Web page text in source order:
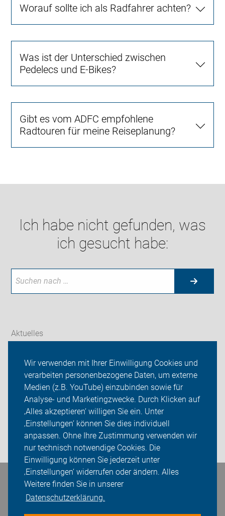
Wir verwenden mit Ihrer Einwilligung Cookies und
verarbeiten personenbezogene Daten, um externe
Medien (z.B. YouTube) einzubinden sowie für
Analyse- und Marketingzwecke. Durch Klicken auf
‚Alles akzeptieren‘ willigen Sie ein. Unter
‚Einstellungen‘ können Sie dies individuell
anpassen. Ohne Ihre Zustimmung verwenden wir
nur technisch notwendige Cookies. Die
Einwilligung können Sie jederzeit unter
‚Einstellungen‘ widerrufen oder ändern. Alles
Weitere finden Sie in unserer
Datenschutzerklärung.
Worauf sollte ich als Radfahrer achten?
Was ist der Unterschied zwischen
Pedelecs und E-Bikes?
Gibt es vom ADFC empfohlene
Radtouren für meine Reiseplanung?
Ich habe nicht gefunden, was
ich gesucht habe:
Aktuelles
ADFC Potsdam
Sei dabei
Presse
Login
Bleiben Sie in Kontakt